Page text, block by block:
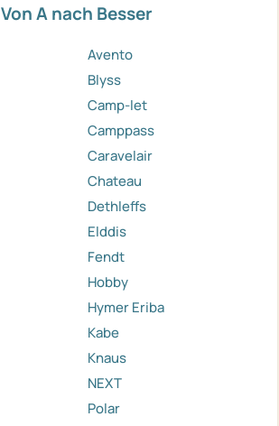
Von A nach Besser
Avento
Blyss
Camp-let
Camppass
Caravelair
Chateau
Dethleffs
Elddis
Fendt
Hobby
Hymer Eriba
Kabe
Knaus
NEXT
Polar